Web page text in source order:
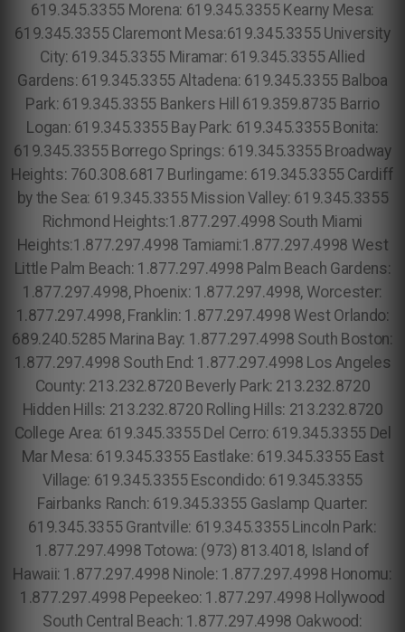
619.345.3355 Morena: 619.345.3355 Kearny Mesa:
619.345.3355 Claremont Mesa:619.345.3355 University
City: 619.345.3355 Miramar: 619.345.3355 Allied
Gardens: 619.345.3355 Altadena: 619.345.3355 Balboa
Park: 619.345.3355 Bankers Hill 619.359.8735 Barrio
Logan: 619.345.3355 Bay Park: 619.345.3355 Bonita:
619.345.3355 Borrego Springs: 619.345.3355 Broadway
Heights: 760.308.6817 Burlingame: 619.345.3355 Cardiff
by the Sea: 619.345.3355 Mission Valley: 619.345.3355
Richmond Heights:1.877.297.4998 South Miami
Heights:1.877.297.4998 Tamiami:1.877.297.4998 West
Little Palm Beach: 1.877.297.4998 Palm Beach Gardens:
1.877.297.4998, Phoenix: 1.877.297.4998, Worcester:
1.877.297.4998, Franklin: 1.877.297.4998 West Orlando:
689.240.5285 Marina Bay: 1.877.297.4998 South Boston:
1.877.297.4998 South End: 1.877.297.4998 Los Angeles
County: 213.232.8720 Beverly Park: 213.232.8720
Hidden Hills: 213.232.8720 Rolling Hills: 213.232.8720
College Area: 619.345.3355 Del Cerro: 619.345.3355 Del
Mar Mesa: 619.345.3355 Eastlake: 619.345.3355 East
Village: 619.345.3355 Escondido: 619.345.3355
Fairbanks Ranch: 619.345.3355 Gaslamp Quarter:
619.345.3355 Grantville: 619.345.3355 Lincoln Park:
1.877.297.4998 Totowa: (973) 813.4018, Island of
Hawaii: 1.877.297.4998 Ninole: 1.877.297.4998 Honomu:
1.877.297.4998 Pepeekeo: 1.877.297.4998 Hollywood
South Central Beach: 1.877.297.4998 Oakwood: